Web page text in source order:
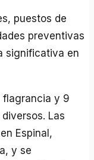
puestos de
preventivas
significativa en
flagrancia y 9
Las
Espinal,
y se